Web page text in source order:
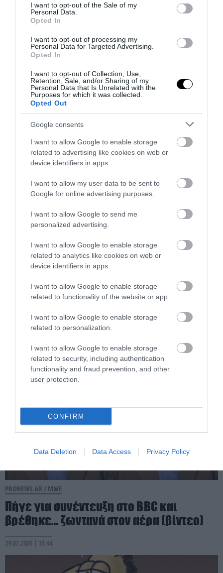
consent section.
I want to opt-out of the Sale of my
Personal Data.
Opted In
I want to opt-out of processing my
Personal Data for Targeted Advertising.
Opted In
I want to opt-out of Collection, Use,
Retention, Sale, and/or Sharing of my
Personal Data that Is Unrelated with the
Purposes for which it was collected.
Opted Out
Google consents
I want to allow Google to enable storage
related to advertising like cookies on web or
device identifiers in apps.
I want to allow my user data to be sent to
Google for online advertising purposes.
I want to allow Google to send me
personalized advertising.
I want to allow Google to enable storage
related to analytics like cookies on web or
device identifiers in apps.
I want to allow Google to enable storage
related to functionality of the website or app.
I want to allow Google to enable storage
related to personalization.
I want to allow Google to enable storage
related to security, including authentication
functionality and fraud prevention, and other
user protection.
CONFIRM
Data Deletion Data Access Privacy Policy
PRONEWS.GR /ΜΜΕ
Διεθνή ΜΜΕ για τις φονικές πυρκαγιές
στην Ελλάδα: «Η Ευρώπη φλέγεται –
Θρήνος για τους πυροσβέστες που
χάθηκαν»
30.07.2026 | 08:07
PRONEWS.GR / ΜΜΕ
Μεγάλη δημοσιότητα έχει πάρει στη
Βρετανία η φωτιά στην Πάρο
29.07.2026 | 15:35
PRONEWS.GR / ΜΜΕ
Πήγε για συνέντευξη στο BBC και
βρέθηκε… ζωντανά στον αέρα (βίντεο)
29.07.2026 | 13:44